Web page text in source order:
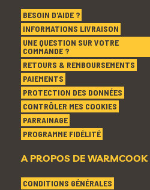
BESOIN D'AIDE ?
INFORMATIONS LIVRAISON
UNE QUESTION SUR VOTRE
COMMANDE ?
RETOURS & REMBOURSEMENTS
PAIEMENTS
PROTECTION DES DONNÉES
CONTRÔLER MES COOKIES
PARRAINAGE
PROGRAMME FIDÉLITÉ
A PROPOS DE WARMCOOK
CONDITIONS GÉNÉRALES